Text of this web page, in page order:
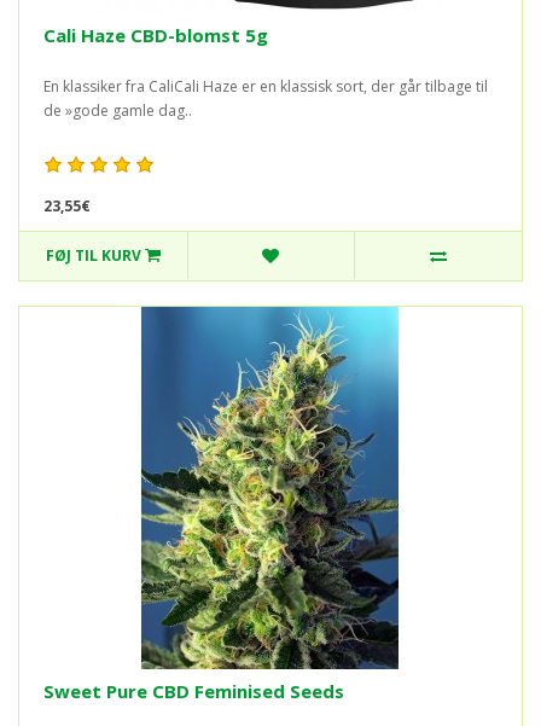
Cali Haze CBD-blomst 5g
En klassiker fra CaliCali Haze er en klassisk sort, der går tilbage til
de »gode gamle dag..
23,55€
FØJ TIL KURV
Sweet Pure CBD Feminised Seeds